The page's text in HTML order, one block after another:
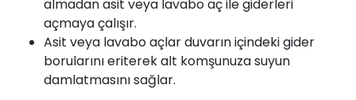
almadan asit veya lavabo aç ile giderleri
açmaya çalışır.
Asit veya lavabo açlar duvarın içindeki gider
borularını eriterek alt komşunuza suyun
damlatmasını sağlar.